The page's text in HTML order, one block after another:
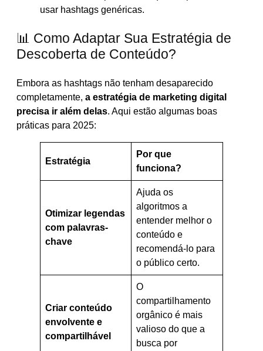
usar hashtags genéricas.
📊 Como Adaptar Sua Estratégia de
Descoberta de Conteúdo?
Embora as hashtags não tenham desaparecido
completamente, a estratégia de marketing digital
precisa ir além delas. Aqui estão algumas boas
práticas para 2025:
Estratégia
Por que
funciona?
Otimizar legendas
com palavras-
chave
Ajuda os
algoritmos a
entender melhor o
conteúdo e
recomendá-lo para
o público certo.
Criar conteúdo
envolvente e
compartilhável
O
compartilhamento
orgânico é mais
valioso do que a
busca por